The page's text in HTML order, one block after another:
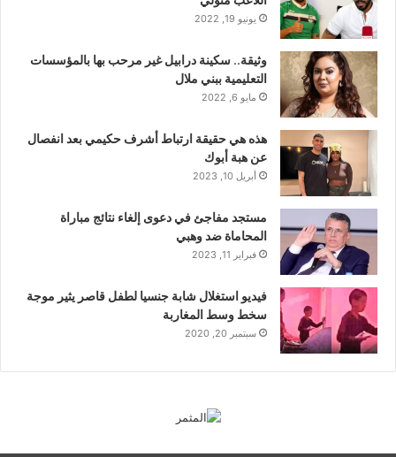
يونيو 19, 2022
وثيقة.. سكينة درابيل غير مرحب بها بالمؤسسات
التعليمية ببني ملال
مايو 6, 2022
هذه هي حقيقة ارتباط أشرف حكيمي بعد انفصال
عن هبة أبوك
أبريل 10, 2023
مستجد مفاجئ في دعوى إلغاء نتائج مباراة
المحاماة ضد وهبي
فبراير 11, 2023
فيديو استغلال شابة جنسيا لطفل قاصر يثير موجة
سخط وسط المغاربة
سبتمبر 20, 2020